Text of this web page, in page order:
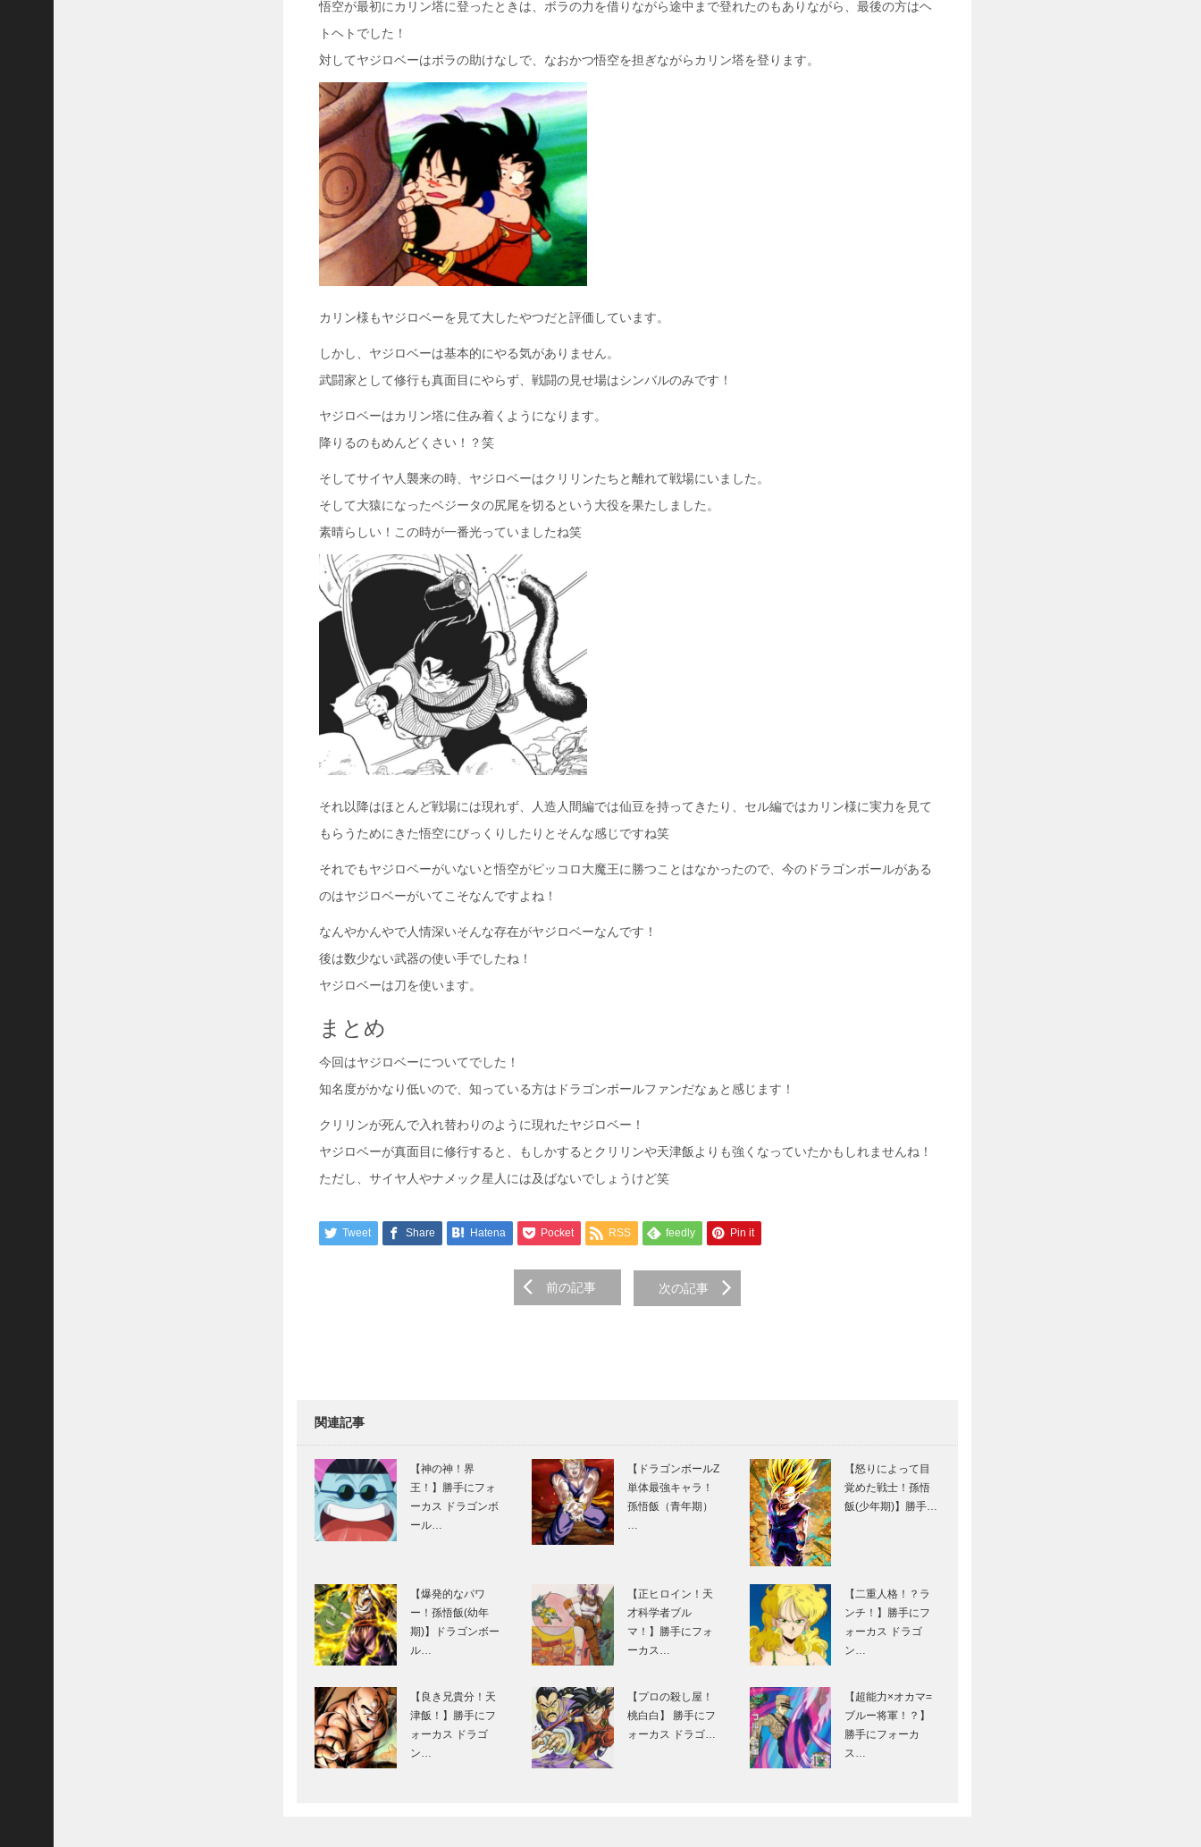
悟空が最初にカリン塔に登ったときは、ボラの力を借りながら途中まで登れたのもありながら、最後の方はヘ
トヘトでした！
対してヤジロベーはボラの助けなしで、なおかつ悟空を担ぎながらカリン塔を登ります。
カリン様もヤジロベーを見て大したやつだと評価しています。
しかし、ヤジロベーは基本的にやる気がありません。
武闘家として修行も真面目にやらず、戦闘の見せ場はシンバルのみです！
ヤジロベーはカリン塔に住み着くようになります。
降りるのもめんどくさい！？笑
そしてサイヤ人襲来の時、ヤジロベーはクリリンたちと離れて戦場にいました。
そして大猿になったベジータの尻尾を切るという大役を果たしました。
素晴らしい！この時が一番光っていましたね笑
それ以降はほとんど戦場には現れず、人造人間編では仙豆を持ってきたり、セル編ではカリン様に実力を見て
もらうためにきた悟空にびっくりしたりとそんな感じですね笑
それでもヤジロベーがいないと悟空がピッコロ大魔王に勝つことはなかったので、今のドラゴンボールがある
のはヤジロベーがいてこそなんですよね！
なんやかんやで人情深いそんな存在がヤジロベーなんです！
後は数少ない武器の使い手でしたね！
ヤジロベーは刀を使います。
まとめ
今回はヤジロベーについてでした！
知名度がかなり低いので、知っている方はドラゴンボールファンだなぁと感じます！
クリリンが死んで入れ替わりのように現れたヤジロベー！
ヤジロベーが真面目に修行すると、もしかするとクリリンや天津飯よりも強くなっていたかもしれませんね！
ただし、サイヤ人やナメック星人には及ばないでしょうけど笑
Tweet Share Hatena Pocket RSS feedly Pin it
前の記事 次の記事
関連記事
【神の神！界
王！】勝手にフォ
ーカス ドラゴンボ
ール…
【ドラゴンボールZ
単体最強キャラ！
孫悟飯（青年期）
…
【怒りによって目
覚めた戦士！孫悟
飯(少年期)】勝手…
【爆発的なパワ
ー！孫悟飯(幼年
期)】ドラゴンボー
ル…
【正ヒロイン！天
才科学者ブル
マ！】勝手にフォ
ーカス…
【二重人格！？ラ
ンチ！】勝手にフ
ォーカス ドラゴ
ン…
【良き兄貴分！天
津飯！】勝手にフ
ォーカス ドラゴ
ン…
【プロの殺し屋！
桃白白】 勝手にフ
ォーカス ドラゴ…
【超能力×オカマ=
ブルー将軍！？】
勝手にフォーカ
ス…